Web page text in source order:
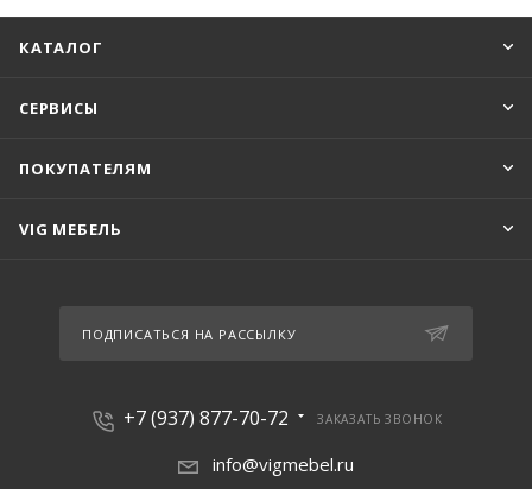
КАТАЛОГ
СЕРВИСЫ
ПОКУПАТЕЛЯМ
VIG МЕБЕЛЬ
ПОДПИСАТЬСЯ НА РАССЫЛКУ
+7 (937) 877-70-72 ЗАКАЗАТЬ ЗВОНОК
info@vigmebel.ru